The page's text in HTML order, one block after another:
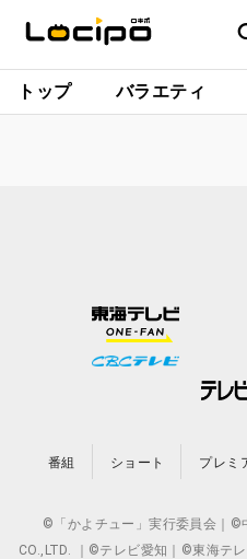
トップ バラエティ
番組 ショート プレミ
©「かよチュー」実行委員会｜©
CO.,LTD. ｜©テレビ愛知｜©東海テ